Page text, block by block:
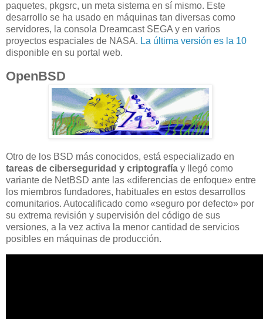
paquetes, pkgsrc, un meta sistema en sí mismo. Este
desarrollo se ha usado en máquinas tan diversas como
servidores, la consola Dreamcast SEGA y en varios
proyectos espaciales de NASA. La última versión es la 10
disponible en su portal web.
OpenBSD
Otro de los BSD más conocidos, está especializado en
tareas de ciberseguridad y criptografía y llegó como
variante de NetBSD ante las «diferencias de enfoque» entre
los miembros fundadores, habituales en estos desarrollos
comunitarios. Autocalificado como «seguro por defecto» por
su extrema revisión y supervisión del código de sus
versiones, a la vez activa la menor cantidad de servicios
posibles en máquinas de producción.